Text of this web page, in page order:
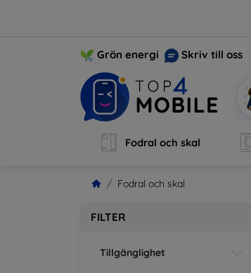
Grön energi Skriv till oss
Fodral och skal
Fodral och skal
FILTER
Tillgänglighet